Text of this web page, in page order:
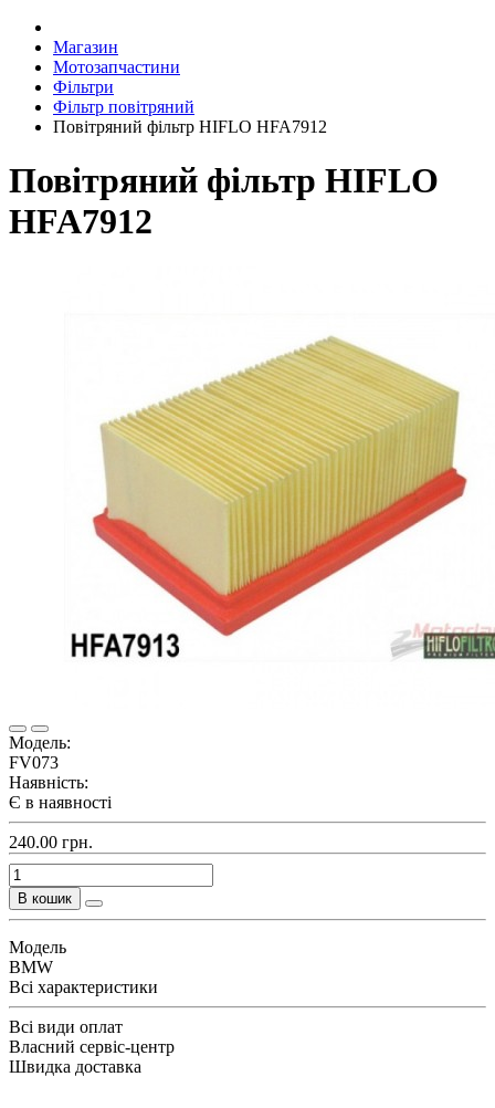
Магазин
Мотозапчастини
Фільтри
Фільтр повітряний
Повітряний фільтр HIFLO HFA7912
Повітряний фільтр HIFLO
HFA7912
Модель:
FV073
Наявність:
Є в наявності
240.00 грн.
В кошик
Модель
BMW
Всі характеристики
Всі види оплат
Власний сервіс-центр
Швидка доставка